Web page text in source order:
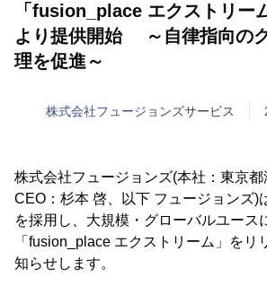
「fusion_place エクストリー
より提供開始 ～自律指向の
理を促進～
株式会社フュージョンズサービス
株式会社フュージョンズ(本社：東京
CEO：杉本 啓、以下 フュージョンズ)
を採用し、大規模・グローバルユース
「fusion_place エクストリーム」をリ
知らせします。